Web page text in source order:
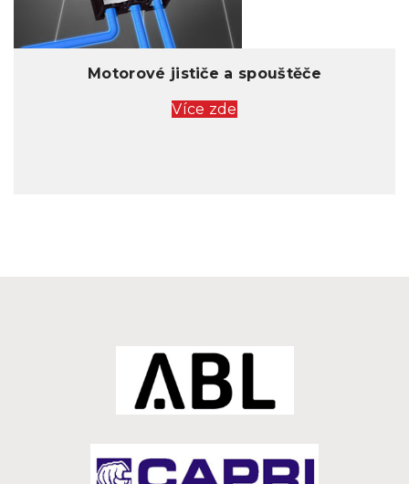
Motorové jističe a spouštěče
Více zde